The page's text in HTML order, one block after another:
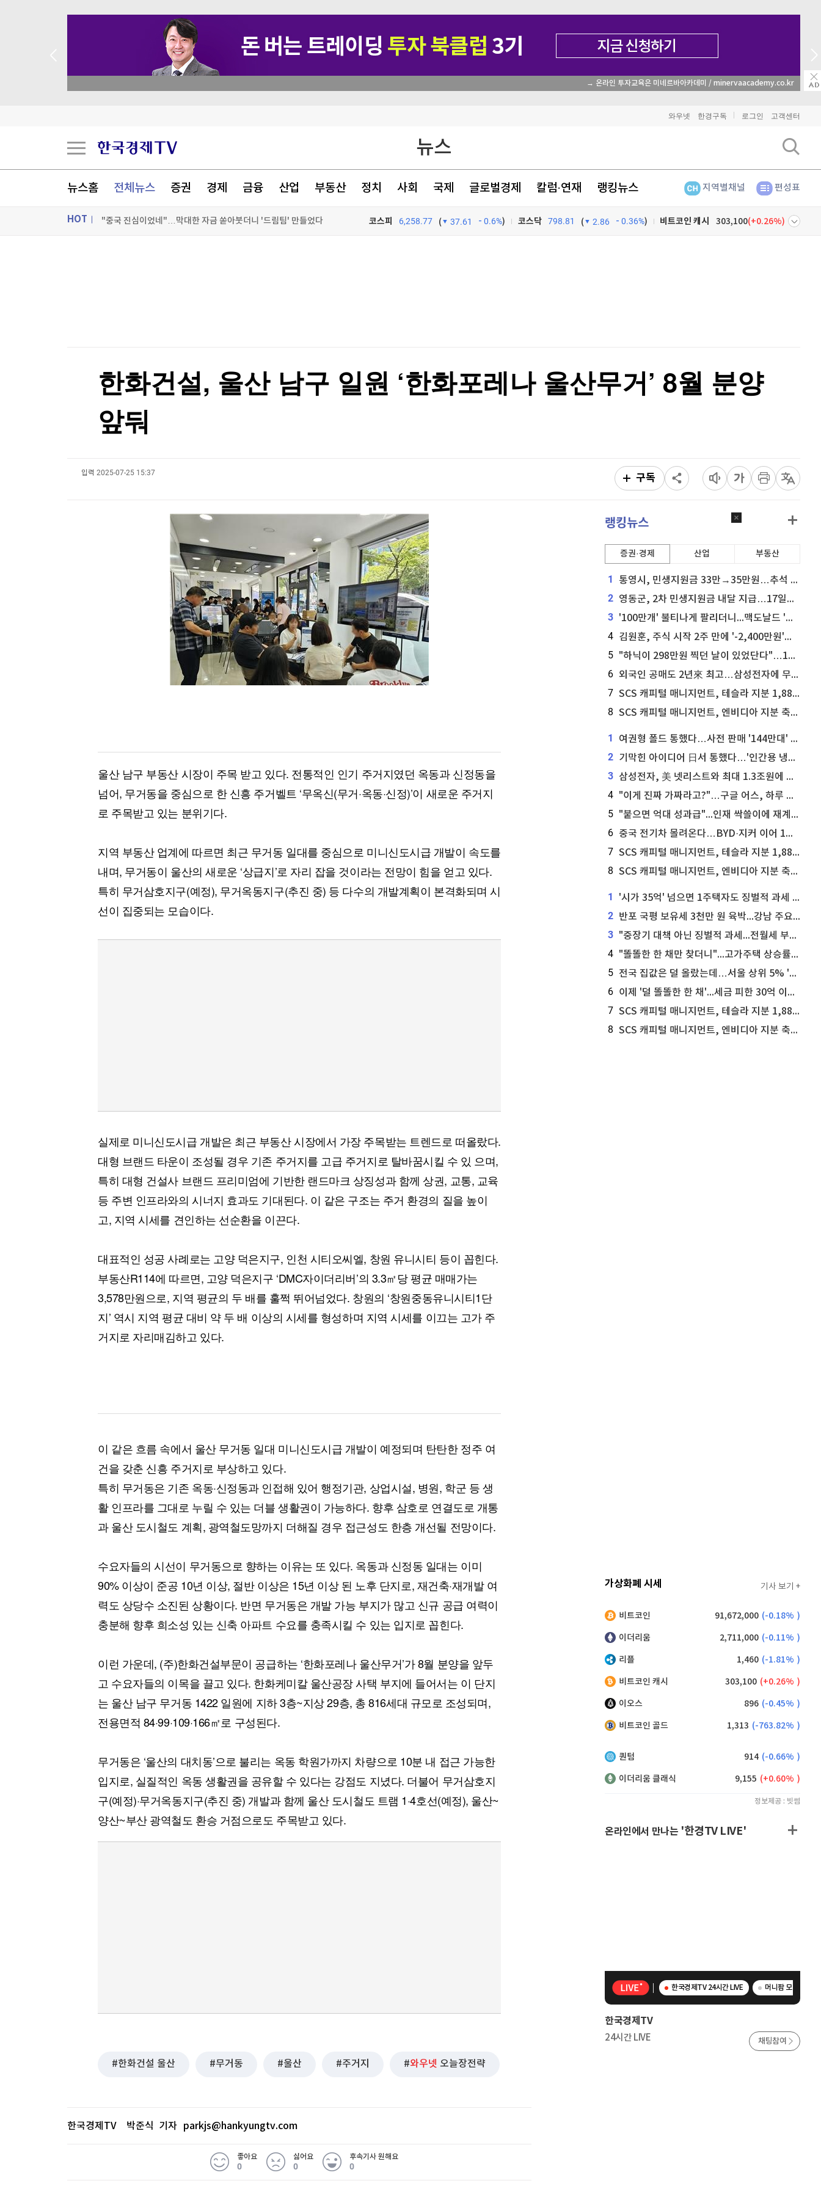
→ 온라인 투자교육은 미네르바아카데미 / minervaacademy.co.kr
와우넷 한경구독 로그인 고객센터
뉴스
뉴스홈 전체뉴스 증권 경제 금융 산업 부동산 정치 사회 국제 글로벌경제 칼럼·연재 랭킹뉴스 지역별채널 편성표
HOT
"푸틴, 전쟁 장기화 속 정보기관에 의존…통제 강화"
李대통령, 'ISA·주가누르기 방지' 개편안 질책…재검토 지시
[포토+] 박정민, '멋짐 가득한 모습~' 코스피 6,258.77 ( 37.61 0.6%) 코스닥 798.81 ( 2.86 0.36%)
비트코인 91,672,000 (-0.18%)
)
리플 1,460(-1.81%)
비트코인 캐시 0.26%
이오스 896(-0.45%)
랭킹뉴스
특집방송
전체 프로그램
스페셜강의
[모집-3기-] 돈버는 트레이딩 투자 북클럽
[할인50%] 한·미 투자 올인원 클래스
해외증시
한화건설, 울산 남구 일원 ‘한화포레나 울산무거’ 8월 분양
앞둬
입력 2025-07-25 15:37 구독
울산 남구 부동산 시장이 주목 받고 있다. 전통적인 인기 주거지였던 옥동과 신정동을
넘어, 무거동을 중심으로 한 신흥 주거벨트 ‘무옥신(무거·옥동·신정)’이 새로운 주거지
로 주목받고 있는 분위기다.
지역 부동산 업계에 따르면 최근 무거동 일대를 중심으로 미니신도시급 개발이 속도를
내며, 무거동이 울산의 새로운 ‘상급지’로 자리 잡을 것이라는 전망이 힘을 얻고 있다.
특히 무거삼호지구(예정), 무거옥동지구(추진 중) 등 다수의 개발계획이 본격화되며 시
선이 집중되는 모습이다.
실제로 미니신도시급 개발은 최근 부동산 시장에서 가장 주목받는 트렌드로 떠올랐다.
대형 브랜드 타운이 조성될 경우 기존 주거지를 고급 주거지로 탈바꿈시킬 수 있 으며,
특히 대형 건설사 브랜드 프리미엄에 기반한 랜드마크 상징성과 함께 상권, 교통, 교육
등 주변 인프라와의 시너지 효과도 기대된다. 이 같은 구조는 주거 환경의 질을 높이
고, 지역 시세를 견인하는 선순환을 이끈다.
대표적인 성공 사례로는 고양 덕은지구, 인천 시티오씨엘, 창원 유니시티 등이 꼽힌다.
부동산R114에 따르면, 고양 덕은지구 ‘DMC자이더리버’의 3.3㎡당 평균 매매가는
3,578만원으로, 지역 평균의 두 배를 훌쩍 뛰어넘었다. 창원의 ‘창원중동유니시티1단
지’ 역시 지역 평균 대비 약 두 배 이상의 시세를 형성하며 지역 시세를 이끄는 고가 주
거지로 자리매김하고 있다.
이 같은 흐름 속에서 울산 무거동 일대 미니신도시급 개발이 예정되며 탄탄한 정주 여
건을 갖춘 신흥 주거지로 부상하고 있다.
특히 무거동은 기존 옥동·신정동과 인접해 있어 행정기관, 상업시설, 병원, 학군 등 생
활 인프라를 그대로 누릴 수 있는 더블 생활권이 가능하다. 향후 삼호로 연결도로 개통
과 울산 도시철도 계획, 광역철도망까지 더해질 경우 접근성도 한층 개선될 전망이다.
수요자들의 시선이 무거동으로 향하는 이유는 또 있다. 옥동과 신정동 일대는 이미
90% 이상이 준공 10년 이상, 절반 이상은 15년 이상 된 노후 단지로, 재건축·재개발 여
력도 상당수 소진된 상황이다. 반면 무거동은 개발 가능 부지가 많고 신규 공급 여력이
충분해 향후 희소성 있는 신축 아파트 수요를 충족시킬 수 있는 입지로 꼽힌다.
이런 가운데, (주)한화건설부문이 공급하는 ‘한화포레나 울산무거’가 8월 분양을 앞두
고 수요자들의 이목을 끌고 있다. 한화케미칼 울산공장 사택 부지에 들어서는 이 단지
는 울산 남구 무거동 1422 일원에 지하 3층~지상 29층, 총 816세대 규모로 조성되며,
전용면적 84·99·109·166㎡로 구성된다.
무거동은 ‘울산의 대치동’으로 불리는 옥동 학원가까지 차량으로 10분 내 접근 가능한
입지로, 실질적인 옥동 생활권을 공유할 수 있다는 강점도 지녔다. 더불어 무거삼호지
구(예정)·무거옥동지구(추진 중) 개발과 함께 울산 도시철도 트램 1·4호선(예정), 울산~
양산~부산 광역철도 환승 거점으로도 주목받고 있다.
한화건설 울산 무거동 울산 주거지 와우넷 오늘장전략
한국경제TV 박준식 기자 parkjs@hankyungtv.com
좋아요
0
싫어요
0
후속기사 원해요
0
랭킹뉴스
증권·경제 산업 부동산
1 통영시, 민생지원금 33만→35만원…추석 전 푼다
2 영동군, 2차 민생지원금 내달 지급…17일부터 신청 접수
3 '100만개' 불티나게 팔리더니...맥도날드 '충주찰옥수수버거' 돌연 판매 종료
4 김원훈, 주식 시작 2주 만에 '-2,400만원'…"차 한 대 값 날렸다"
5 "하닉이 298만원 찍던 날이 있었단다"…100만 클릭 '전래동화' 정체
6 외국인 공매도 2년來 최고…삼성전자에 무슨일이 [B급기자의 B급리포트]
7 SCS 캐피털 매니지먼트, 테슬라 지분 1,889주 추가 매수
8 SCS 캐피털 매니지먼트, 엔비디아 지분 축소...8,590주 매도
1 여권형 폴드 통했다…사전 판매 '144만대' 신기록
2 기막힌 아이디어 日서 통했다…'인간용 냉장고' 벌써 200대 팔려
3 삼성전자, 美 넷리스트와 최대 1.3조원에 특허분쟁 합의
4 "이게 진짜 가짜라고?"…구글 어스, 하루 만에 백기 든 까닭
5 "붙으면 억대 성과급"...인재 싹쓸이에 재계 '초긴장'
6 중국 전기차 몰려온다…BYD·지커 이어 1위 체리까지
7 SCS 캐피털 매니지먼트, 테슬라 지분 1,889주 추가 매수
8 SCS 캐피털 매니지먼트, 엔비디아 지분 축소...8,590주 매도
1 '시가 35억' 넘으면 1주택자도 징벌적 과세 [8.3 부동산 세제 개편]
2 반포 국평 보유세 3천만 원 육박...강남 주요 단지 '세금 폭탄' [8.3 부동산 세제 개편]
3 "중장기 대책 아닌 징벌적 과세...전월세 부담만" [8.3 부동산 세제 개편]
4 "똘똘한 한 채만 찾더니"...고가주택 상승률, 도쿄 이어 '2위'
5 전국 집값은 덜 올랐는데…서울 상위 5% '깜짝 결과'
6 이제 '덜 똘똘한 한 채'...세금 피한 30억 이하로
7 SCS 캐피털 매니지먼트, 테슬라 지분 1,889주 추가 매수
8 SCS 캐피털 매니지먼트, 엔비디아 지분 축소...8,590주 매도
가상화폐 시세 기사 보기 +
비트코인 91,672,000 (-0.18% )
이더리움 2,711,000 (-0.11% )
리플 1,460 (-1.81% )
비트코인 캐시 303,100 ( 0.26% )
이오스 896 (-0.45% )
비트코인 골드 1,313 (-763.82% )
퀀텀 914 (-0.66% )
이더리움 클래식 9,155 ( 0.60% )
정보제공 : 빗썸
온라인에서 만나는 '한경TV LIVE'
한국경제TV 24시간 LIVE 머니팜 모닝라이브
한국경제TV
24시간 LIVE 채팅참여